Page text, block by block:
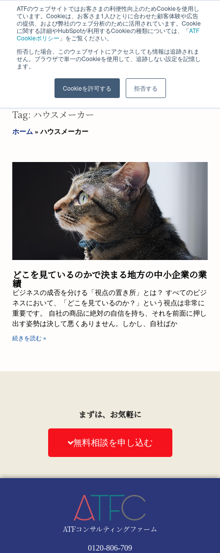
ATFのウェブサイトではお客さまの利便性向上のためCookieを使用し
ています。Cookieは、お客さま1人ひとりに合わせた顧客体験や広告
の提供、および弊社のウェブ分析のために活用されています。Cookie
に関する詳細やHubSpotが利用するCookieの種類については、「ATF
Cookieポリシー 」をご覧ください。
拒否した場合、このウェブサイトにアクセスしても情報は追跡されま
せん。ブラウザで単一のCookieを使用して、追跡しない設定を記憶し
ます。
Cookieを許可する 拒否する
株式会社 エイ・ティ・エフ​
Tag: ハウスメーカー
ホーム »ハウスメーカー
どこを見ているのかで決まる地方の中小企業の業
績
ビジネスの成否を分ける「視点の置き所」とは？ すべてのビジ
ネスにおいて、「どこを見ているのか？」という視点は非常に
重要です。 自社の商品に絶対の自信を持ち、それを前面に押し
出す姿勢は決して悪くありません。しかし、自社ばか
続きを読む »
まずは、お気軽に
無料相談を申し込む
ATFコンサルティングファーム
0120-806-709